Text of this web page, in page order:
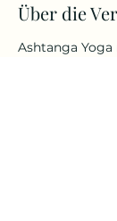
Über die
Ashtanga Yoga